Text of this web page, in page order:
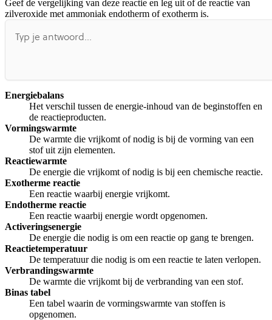
Afspelen werkte niet
Iets anders
Geef de vergelijking van deze reactie en leg uit of de reactie van
zilveroxide met ammoniak endotherm of exotherm is.
Energiebalans
Het verschil tussen de energie-inhoud van de beginstoffen en
de reactieproducten.
Vormingswarmte
De warmte die vrijkomt of nodig is bij de vorming van een
stof uit zijn elementen.
Reactiewarmte
De energie die vrijkomt of nodig is bij een chemische reactie.
Exotherme reactie
Een reactie waarbij energie vrijkomt.
Endotherme reactie
Een reactie waarbij energie wordt opgenomen.
Activeringsenergie
De energie die nodig is om een reactie op gang te brengen.
Reactietemperatuur
De temperatuur die nodig is om een reactie te laten verlopen.
Verbrandingswarmte
De warmte die vrijkomt bij de verbranding van een stof.
Binas tabel
Een tabel waarin de vormingswarmte van stoffen is
opgenomen.